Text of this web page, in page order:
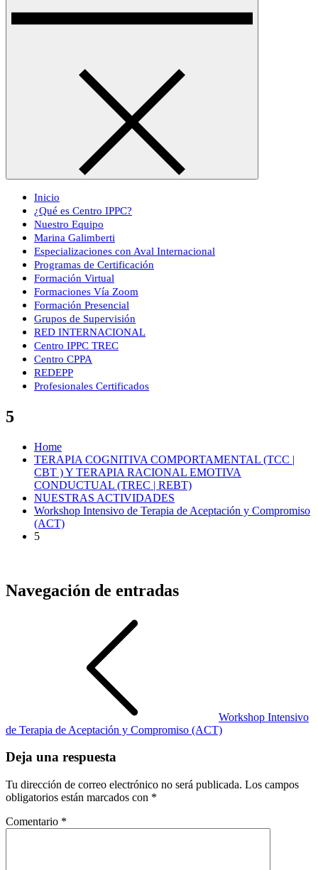
Inicio
¿Qué es Centro IPPC?
Nuestro Equipo
Marina Galimberti
Especializaciones con Aval Internacional
Programas de Certificación
Formación Virtual
Formaciones Vía Zoom
Formación Presencial
Grupos de Supervisión
RED INTERNACIONAL
Centro IPPC TREC
Centro CPPA
REDEPP
Profesionales Certificados
5
Home
TERAPIA COGNITIVA COMPORTAMENTAL (TCC |
CBT ) Y TERAPIA RACIONAL EMOTIVA
CONDUCTUAL (TREC | REBT)
NUESTRAS ACTIVIDADES
Workshop Intensivo de Terapia de Aceptación y Compromiso
(ACT)
5
Navegación de entradas
Workshop Intensivo
de Terapia de Aceptación y Compromiso (ACT)
Deja una respuesta
Tu dirección de correo electrónico no será publicada. Los campos
obligatorios están marcados con *
Comentario *